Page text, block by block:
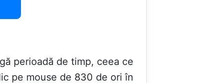
perioadă de timp, ceea ce
pe mouse de 830 de ori în